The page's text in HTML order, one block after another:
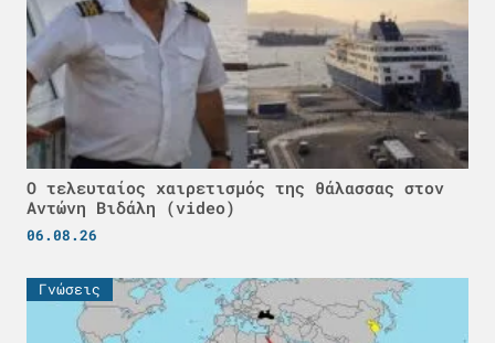
Ο τελευταίος χαιρετισμός της θάλασσας στον
Αντώνη Βιδάλη (video)
06.08.26
Γνώσεις